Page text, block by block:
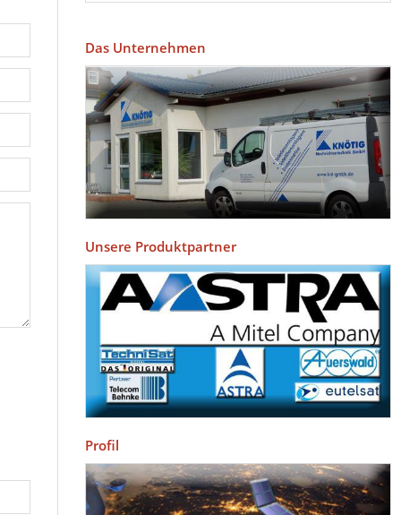
Das Unternehmen
Unsere Produktpartner
Profil